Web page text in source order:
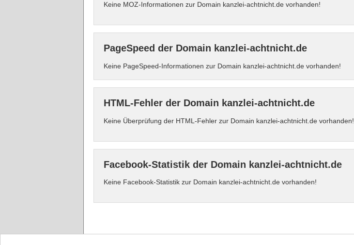
Keine MOZ-Informationen zur Domain kanzlei-achtnicht.de vorhanden!
PageSpeed der Domain kanzlei-achtnicht.de
Keine PageSpeed-Informationen zur Domain kanzlei-achtnicht.de vorhanden!
HTML-Fehler der Domain kanzlei-achtnicht.de
Keine Überprüfung der HTML-Fehler zur Domain kanzlei-achtnicht.de vorhanden!
Facebook-Statistik der Domain kanzlei-achtnicht.de
Keine Facebook-Statistik zur Domain kanzlei-achtnicht.de vorhanden!